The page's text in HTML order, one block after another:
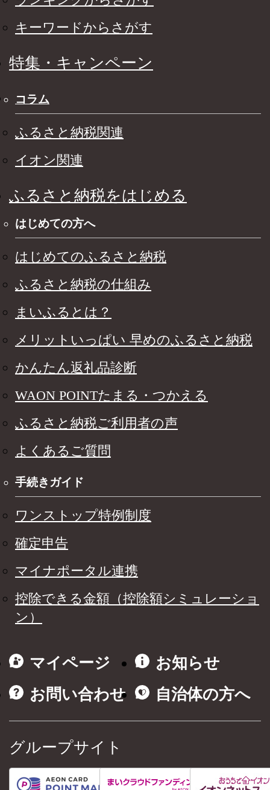
キーワードからさがす
特集・キャンペーン
コラム
ふるさと納税関連
イオン関連
ふるさと納税をはじめる
はじめての方へ
はじめてのふるさと納税
ふるさと納税の仕組み
まいふるとは？
メリットいっぱい 早めのふるさと納税
かんたん返礼品診断
WAON POINTたまる・つかえる
ふるさと納税ご利用者の声
よくあるご質問
手続きガイド
ワンストップ特例制度
確定申告
マイナポータル連携
控除できる金額（控除額シミュレーショ
ン）
マイページ
お知らせ
お問い合わせ
自治体の方へ
グループサイト